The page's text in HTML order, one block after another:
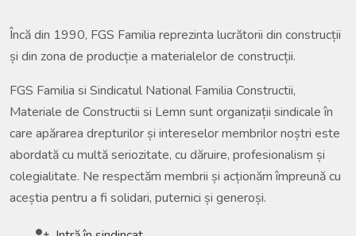
Încă din 1990, FGS Familia reprezinta lucrătorii din construcții
și din zona de producție a materialelor de construcții.
FGS Familia si Sindicatul National Familia Constructii,
Materiale de Constructii si Lemn sunt organizații sindicale în
care apărarea drepturilor și intereselor membrilor noștri este
abordată cu multă seriozitate, cu dăruire, profesionalism și
colegialitate. Ne respectăm membrii și acționăm împreună cu
aceștia pentru a fi solidari, puternici și generoși.